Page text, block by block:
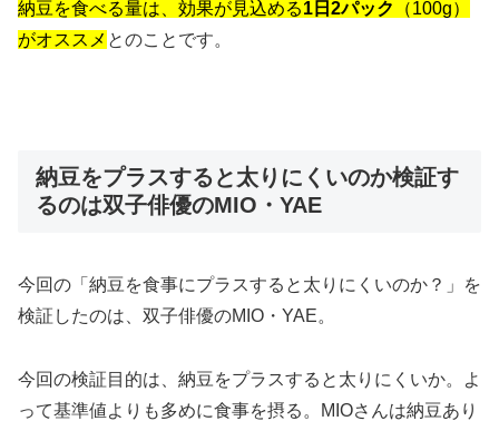
納豆を食べる量は、効果が見込める1日2パック
（100g）
がオススメ とのことです。
納豆をプラスすると太りにくいのか検証す
るのは双子俳優のMIO・YAE
今回の「納豆を食事にプラスすると太りにくいのか？」を
検証したのは、双子俳優のMIO・YAE。
今回の検証目的は、納豆をプラスすると太りにくいか。よ
って基準値よりも多めに食事を摂る。MIOさんは納豆あり